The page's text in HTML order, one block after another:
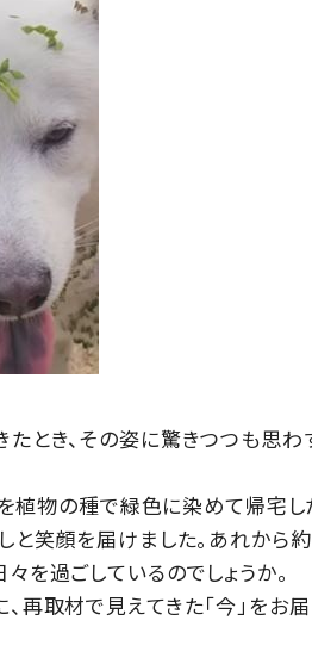
とき、その姿に驚きつつも思
植物の種で緑色に染めて帰宅
と笑顔を届けました。あれから
を過ごしているのでしょうか。
再取材で見えてきた「今」をお届